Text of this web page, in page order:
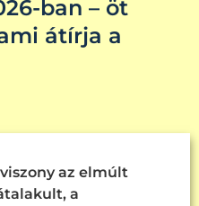
ban – öt
átírja a
az elmúlt
a